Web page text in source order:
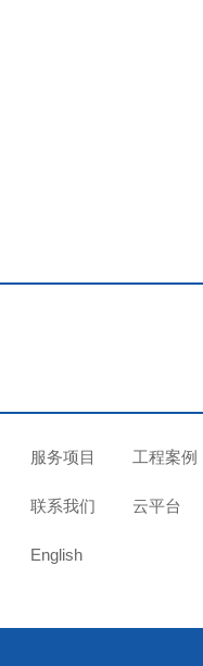
服务项目 工程案例
联系我们 云平台
English